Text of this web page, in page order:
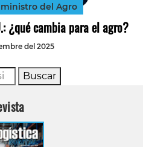
del Agro
¿qué cambia para el agro?
del 2025
Buscar